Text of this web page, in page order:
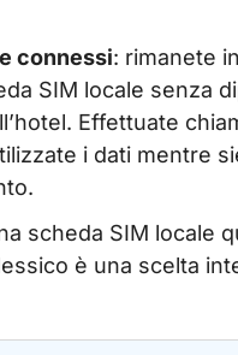
connessi: rimanete
SIM locale senza
Effettuate
i dati mentre
scheda SIM locale
è una scelta